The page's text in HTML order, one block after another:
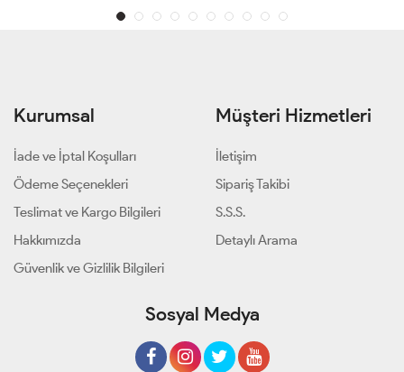
Kurumsal
İade ve İptal Koşulları
Ödeme Seçenekleri
Teslimat ve Kargo Bilgileri
Hakkımızda
Güvenlik ve Gizlilik Bilgileri
Müşteri Hizmetleri
İletişim
Sipariş Takibi
S.S.S.
Detaylı Arama
Sosyal Medya